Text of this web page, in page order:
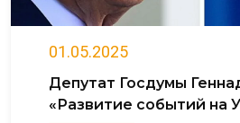
01.05.2025
Депутат Госдумы
«Развитие событий на